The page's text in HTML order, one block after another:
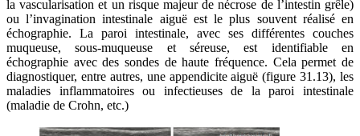
la vascularisation et un risque majeur de nécrose de l’intestin grêle)
ou l’invagination intestinale aiguë est le plus souvent réalisé en
échographie. La paroi intestinale, avec ses différentes couches
muqueuse, sous-muqueuse et séreuse, est identifiable en
échographie avec des sondes de haute fréquence. Cela permet de
diagnostiquer, entre autres, une appendicite aiguë (figure 31.13), les
maladies inflammatoires ou infectieuses de la paroi intestinale
(maladie de Crohn, etc.)